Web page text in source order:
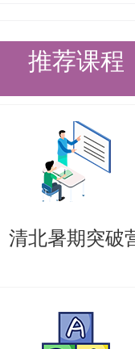
推荐课程
清北暑期突破